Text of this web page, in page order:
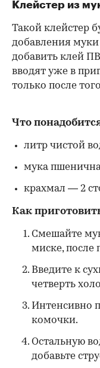
Клейстер из
Такой клейстер
добавления муки
добавить клей
вводят уже в
только после
Что
литр чистой
мука
крахмал — 2
Как
Смешайте
миске, после
Введите к
четверть
Интенсивно
комочки.
Остальную
добавьте